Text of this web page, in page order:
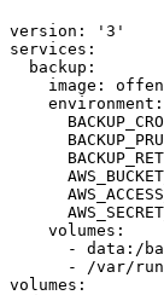
version: '3'
services:
  backup:
image:
    environment:
    volumes:
- data:/
- /var/
volumes: